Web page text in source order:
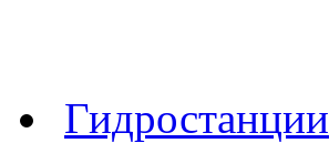
Гидростанции